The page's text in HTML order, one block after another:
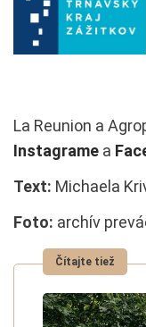
La Reunion a
Instagrame a
Text: Michaela
Foto: archív